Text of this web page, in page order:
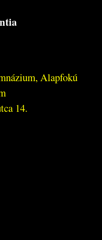
Alapfokú
14.